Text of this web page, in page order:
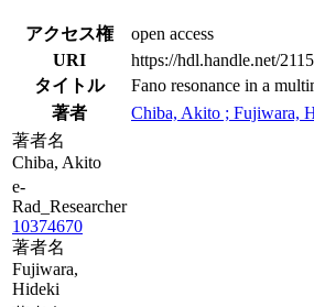
アクセス権
open access
URI
https://hdl.handle.net/
タイトル
Fano resonance in a
著者
Chiba, Akito ; Fujiwara,
著者名
Chiba, Akito
e-
Rad_Researcher
10374670
著者名
Fujiwara,
Hideki